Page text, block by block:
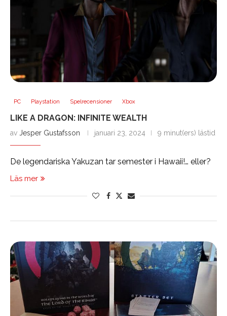
PC Playstation Spelrecensioner Xbox
LIKE A DRAGON: INFINITE WEALTH
av Jesper Gustafsson januari 23, 2024 9 minut(ers) lästid
De legendariska Yakuzan tar semester i Hawaii!… eller?
Läs mer